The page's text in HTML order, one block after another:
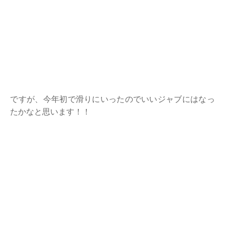
ですが、今年初で滑りにいったのでいいジャブにはなっ
たかなと思います！！